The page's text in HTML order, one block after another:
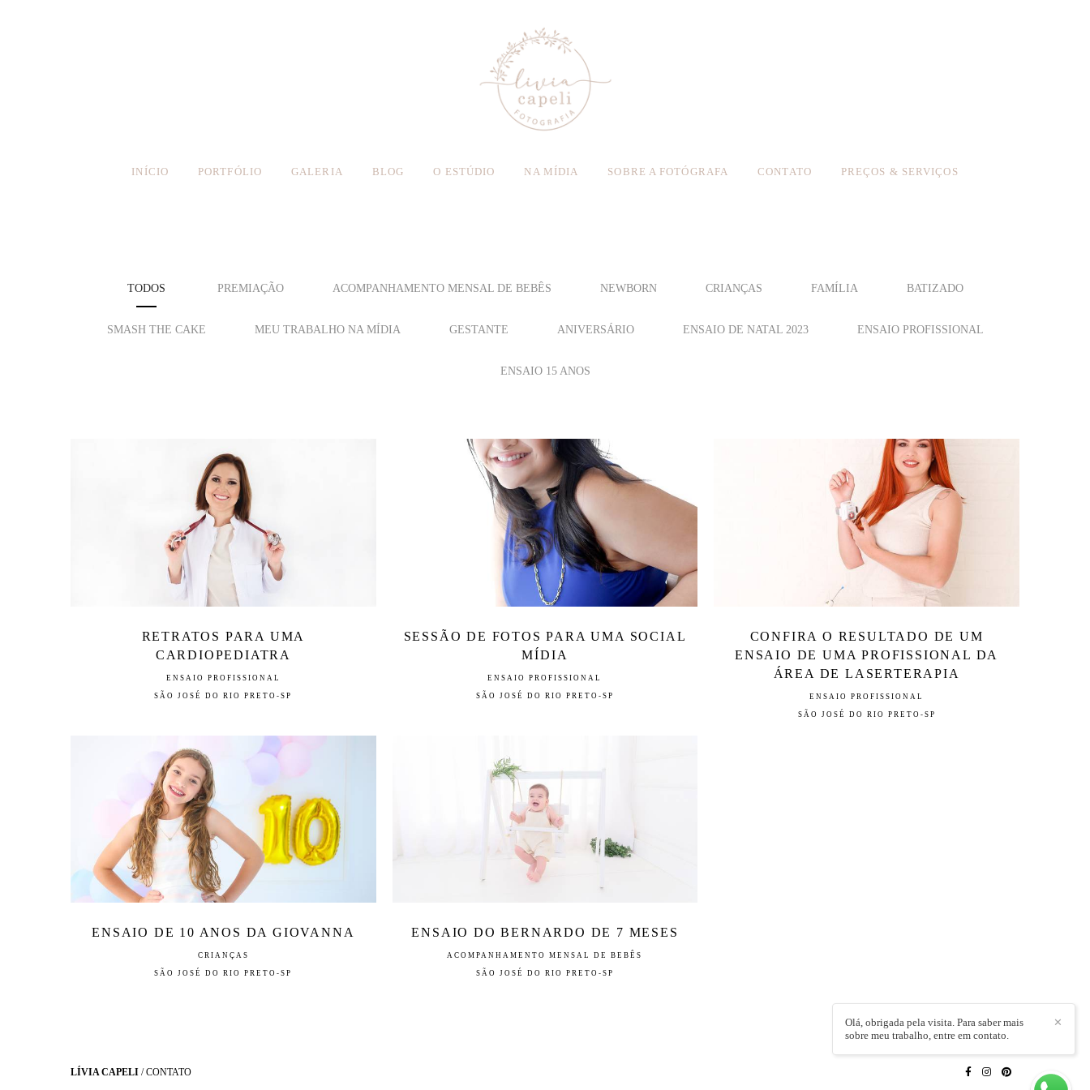
INÍCIO PORTFÓLIO GALERIA BLOG O ESTÚDIO NA MÍDIA SOBRE A FOTÓGRAFA CONTATO PREÇOS & SERVIÇOS
TODOS PREMIAÇÃO ACOMPANHAMENTO MENSAL DE BEBÊS NEWBORN CRIANÇAS FAMÍLIA BATIZADO
SMASH THE CAKE MEU TRABALHO NA MÍDIA GESTANTE ANIVERSÁRIO ENSAIO DE NATAL 2023 ENSAIO PROFISSIONAL
ENSAIO 15 ANOS
RETRATOS PARA UMA
CARDIOPEDIATRA
ENSAIO PROFISSIONAL
SÃO JOSÉ DO RIO PRETO-SP
SESSÃO DE FOTOS PARA UMA SOCIAL
MÍDIA
ENSAIO PROFISSIONAL
SÃO JOSÉ DO RIO PRETO-SP
CONFIRA O RESULTADO DE UM
ENSAIO DE UMA PROFISSIONAL DA
ÁREA DE LASERTERAPIA
ENSAIO PROFISSIONAL
SÃO JOSÉ DO RIO PRETO-SP
ENSAIO DE 10 ANOS DA GIOVANNA
CRIANÇAS
SÃO JOSÉ DO RIO PRETO-SP
ENSAIO DO BERNARDO DE 7 MESES
ACOMPANHAMENTO MENSAL DE BEBÊS
SÃO JOSÉ DO RIO PRETO-SP
LÍVIA CAPELI /CONTATO
✕
Olá, obrigada pela visita. Para saber mais
sobre meu trabalho, entre em contato.